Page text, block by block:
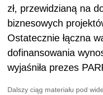
zł, przewidzianą na
biznesowych
Ostatecznie łączna
dofinansowania
wyjaśniła prezes
Dalszy ciąg materiału pod